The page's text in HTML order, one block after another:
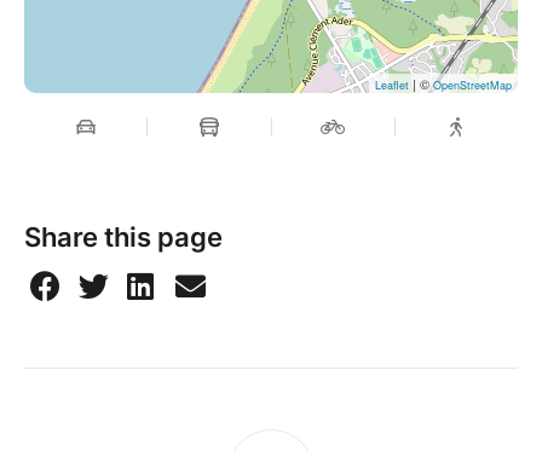
Leaflet | ©OpenStreetMap
Share this page